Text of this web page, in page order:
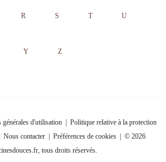
R S T U
Y Z
générales d'utilisation
Politique relative à la protection
Nous contacter| Préférences de cookies| © 2026
tous droits réservés.